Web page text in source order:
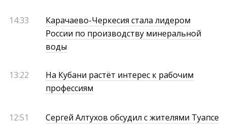
14:33
Карачаево-Черкесия стала лидером
России по производству минеральной
воды
13:22
На Кубани растёт интерес к рабочим
профессиям
12:51
Сергей Алтухов обсудил с жителями Туапсе